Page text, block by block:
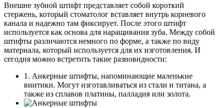
Внешне зубной штифт представляет собой короткий
стержень, который стоматолог вставляет внутрь корневого
канала и надежно там фиксирует. После этого штифт
используется как основа для наращивания зуба. Между собой
штифты различаются немного по форме, а также по виду
материала, который используется для их изготовления. И
сегодня можно встретить такие разновидности:
1. Анкерные штифты, напоминающие маленькие
винтики. Могут изготавливаться из стали и титана, а
также из сплавов платины, палладия или золота.